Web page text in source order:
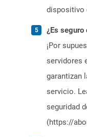
dispositivo
¿Es seguro
¡Por
servidores
garantizan
servicio.
seguridad
(https://